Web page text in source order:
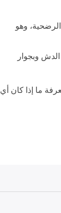
وهو
وبجوار
ما إذا كان أي